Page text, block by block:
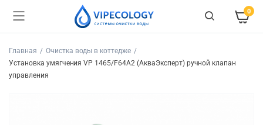
0
Главная
Очистка воды в коттедже
Установка умягчения VP 1465/F64A2 (АкваЭксперт) ручной клапан
управления